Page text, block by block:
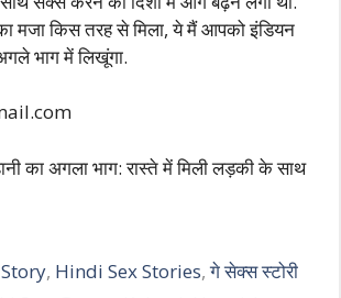
मजा किस तरह से मिला, ये मैं आपको इंडियन
भाग में लिखूंगा.
का अगला भाग: रास्ते में मिली लड़की के साथ
, Hindi Sex Stories,गे सेक्स स्टोरी